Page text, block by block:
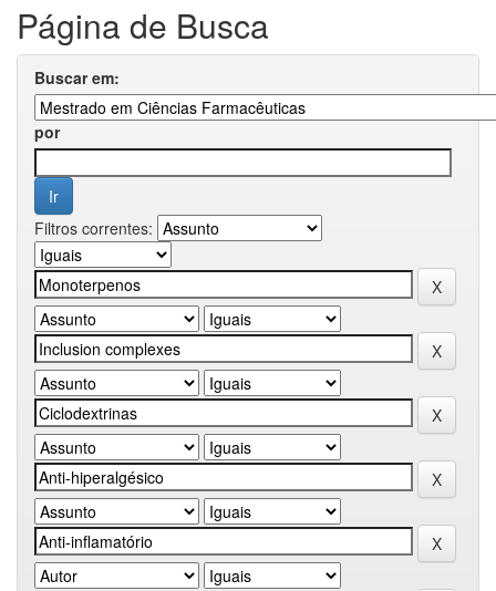
Página de Busca
Buscar em:
por
Filtros correntes: